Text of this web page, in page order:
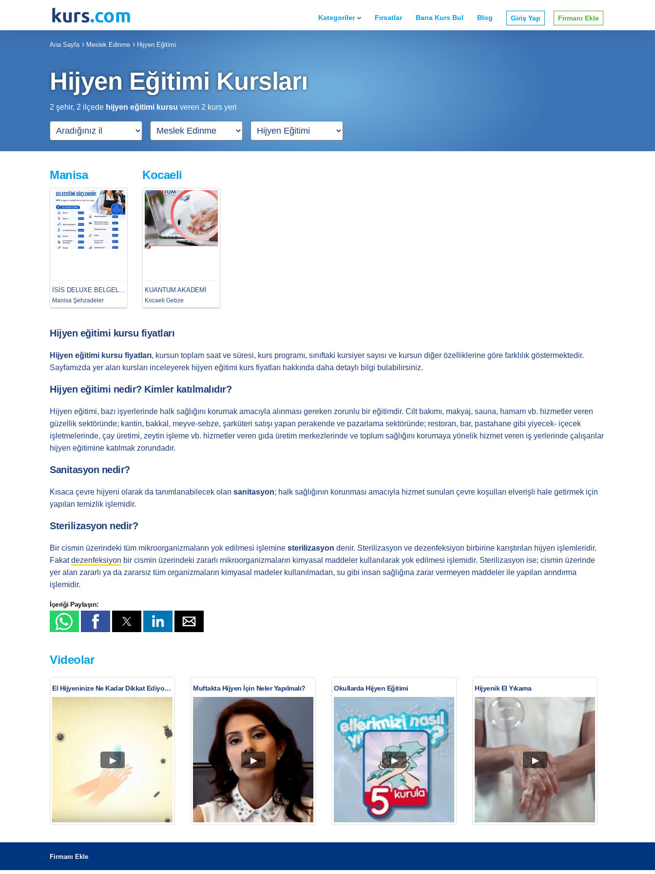
Kategoriler
Güzellik
Bilgisayar
Rehabilitasyon
Özel Okul
Fırsatlar Bana Kurs Bul Blog Giriş Yap Firmanı Ekle
Ana Sayfa Meslek Edinme Hijyen Eğitimi
Hijyen Eğitimi Kursları
2 şehir, 2 ilçede hijyen eğitimi kursu veren 2 kurs yeri
Manisa
İSİS DELUXE BELGELENDİRME
Manisa Şehzadeler
Kocaeli
KUANTUM AKADEMİ
Kocaeli Gebze
Hijyen eğitimi kursu fiyatları
Hijyen eğitimi kursu fiyatları, kursun toplam saat ve süresi, kurs programı, sınıftaki kursiyer sayısı ve kursun diğer özelliklerine göre farklılık göstermektedir.
Sayfamızda yer alan kursları inceleyerek hijyen eğitimi kurs fiyatları hakkında daha detaylı bilgi bulabilirsiniz.
Hijyen eğitimi nedir? Kimler katılmalıdır?
Hijyen eğitimi, bazı işyerlerinde halk sağlığını korumak amacıyla alınması gereken zorunlu bir eğitimdir. Cilt bakımı, makyaj, sauna, hamam vb. hizmetler veren
güzellik sektöründe; kantin, bakkal, meyve-sebze, şarküteri satışı yapan perakende ve pazarlama sektöründe; restoran, bar, pastahane gibi yiyecek- içecek
işletmelerinde, çay üretimi, zeytin işleme vb. hizmetler veren gıda üretim merkezlerinde ve toplum sağlığını korumaya yönelik hizmet veren iş yerlerinde çalışanlar
hijyen eğitimine katılmak zorundadır.
Sanitasyon nedir?
Kısaca çevre hijyeni olarak da tanımlanabilecek olan sanitasyon; halk sağlığının korunması amacıyla hizmet sunulan çevre koşulları elverişli hale getirmek için
yapılan temizlik işlemidir.
Sterilizasyon nedir?
Bir cismin üzerindeki tüm mikroorganizmaların yok edilmesi işlemine sterilizasyon denir. Sterilizasyon ve dezenfeksiyon birbirine karıştırılan hijyen işlemleridir.
Fakatdezenfeksiyon bir cismin üzerindeki zararlı mikroorganizmaların kimyasal maddeler kullanılarak yok edilmesi işlemidir. Sterilizasyon ise; cismin üzerinde
yer alan zararlı ya da zararsız tüm organizmaların kimyasal madeler kullanılmadan, su gibi insan sağlığına zarar vermeyen maddeler ile yapılan arındırma
işlemidir.
İçeriği Paylaşın:
Videolar
El Hijyeninize Ne Kadar Dikkat Ediyorsunuz? Muftakta Hijyen İçin Neler Yapılmalı? Okullarda Hijyen Eğitimi Hijyenik El Yıkama
Firmanı Ekle